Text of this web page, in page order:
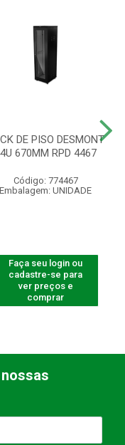
DE PISO DESMONT
670MM RPD 4467
Código: 774467
Embalagem: UNIDADE
Faça seu login ou
cadastre-se para
ver preços e
comprar